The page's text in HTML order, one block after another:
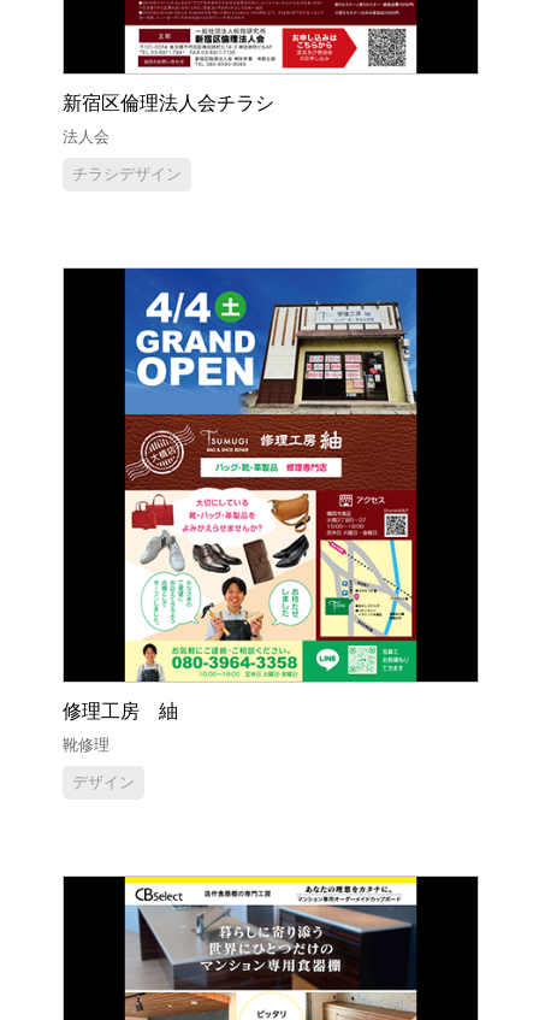
新宿区倫理法人会チラシ
法人会
チラシデザイン
修理工房 紬
靴修理
デザイン